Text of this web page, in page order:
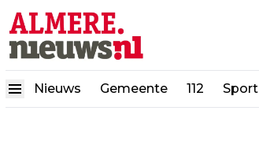
Nieuws Gemeente 112 Sport